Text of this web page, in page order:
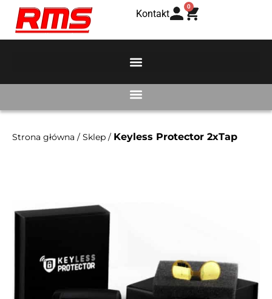
Kontakt
0
Strona główna / Sklep / Keyless Protector 2xTap